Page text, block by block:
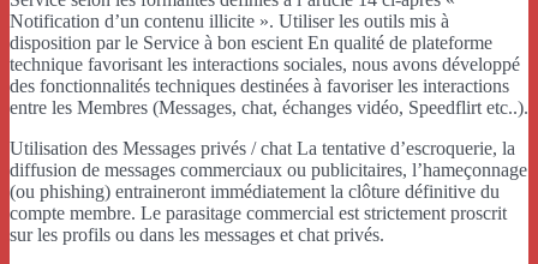
Notification d’un contenu illicite ». Utiliser les outils mis à
disposition par le Service à bon escient En qualité de plateforme
technique favorisant les interactions sociales, nous avons développé
des fonctionnalités techniques destinées à favoriser les interactions
entre les Membres (Messages, chat, échanges vidéo, Speedflirt etc..).
Utilisation des Messages privés / chat La tentative d’escroquerie, la
diffusion de messages commerciaux ou publicitaires, l’hameçonnage
(ou phishing) entraineront immédiatement la clôture définitive du
compte membre. Le parasitage commercial est strictement proscrit
sur les profils ou dans les messages et chat privés.